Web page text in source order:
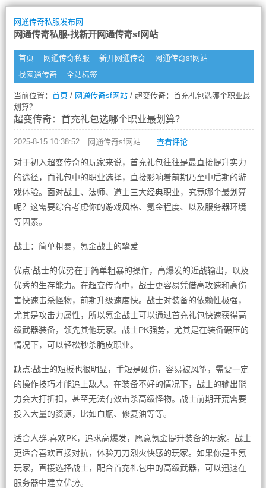
网通传奇私服发布网
网通传奇私服-找新开网通传奇sf网站
首页 网通传奇私服 新开网通传奇
网通传奇sf网站
找网通传奇
全站标签
当前位置： 首页/ 网通传奇sf网站/ 超变传奇：首充礼包选哪个职业最
划算？
超变传奇：首充礼包选哪个职业最划算？
2025-8-15 10:38:52 网通传奇sf网站 查看评论
对于初入超变传奇的玩家来说，首充礼包往往是最直接提升实力
的途径，而礼包中的职业选择，直接影响着前期乃至中后期的游
戏体验。面对战士、法师、道士三大经典职业，究竟哪个最划算
呢？这需要综合考虑你的游戏风格、氪金程度、以及服务器环境
等因素。
战士：简单粗暴，氪金战士的挚爱
优点:战士的优势在于简单粗暴的操作，高爆发的近战输出，以及
优秀的生存能力。在超变传奇中，战士更容易凭借高攻速和高伤
害快速击杀怪物，前期升级速度快。战士对装备的依赖性极强，
尤其是攻击力属性，所以氪金战士可以通过首充礼包快速获得高
级武器装备，领先其他玩家。战士PK强势，尤其是在装备碾压的
情况下，可以轻松秒杀脆皮职业。
缺点:战士的短板也很明显，手短是硬伤，容易被风筝，需要一定
的操作技巧才能追上敌人。在装备不好的情况下，战士的输出能
力会大打折扣，甚至无法有效击杀高级怪物。战士前期开荒需要
投入大量的资源，比如血瓶、修复油等等。
适合人群:喜欢PK，追求高爆发，愿意氪金提升装备的玩家。战士
更适合喜欢直接对抗，体验刀刀烈火快感的玩家。如果你是重氪
玩家，直接选择战士，配合首充礼包中的高级武器，可以迅速在
服务器中建立优势。